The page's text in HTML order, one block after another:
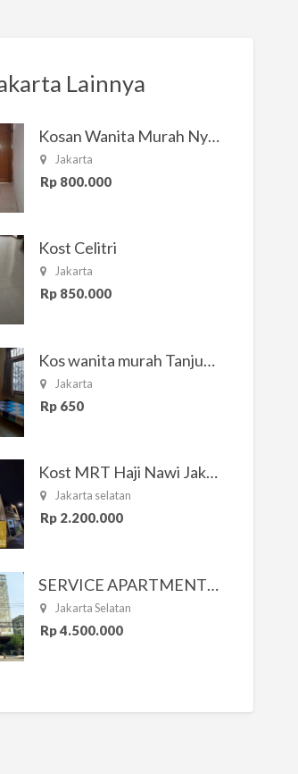
Lainnya
Kosan Wanita Murah Nyaman di Jakarta Selatan
Jakarta
Rp 800.000
Kost Celitri
Jakarta
Rp 850.000
Kos wanita murah Tanjung Duren Jakarta Barat
Jakarta
Rp 650
Kost MRT Haji Nawi Jakarta Selatan
Jakarta selatan
Rp 2.200.000
SERVICE APARTMENT SOUTH RESIDENCE
Jakarta Selatan
Rp 4.500.000